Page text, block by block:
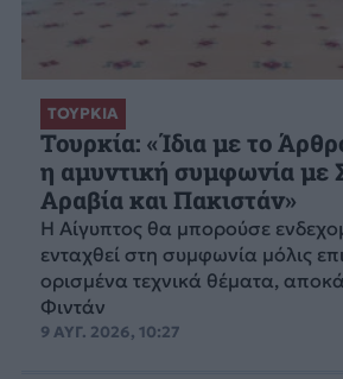
ΤΟΥΡΚΙΑ
Τουρκία: «Ίδια με το
η αμυντική συμφωνία με
Αραβία και Πακιστάν»
Η Αίγυπτος θα μπορούσε
ενταχθεί στη συμφωνία μόλις
ορισμένα τεχνικά θέματα,
Φιντάν
9 ΑΥΓ. 2026, 10:27